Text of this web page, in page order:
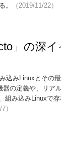
。
（2019/11/22）
」の深
込みLinuxとその
の定義や、リア
み込みLinuxで
）